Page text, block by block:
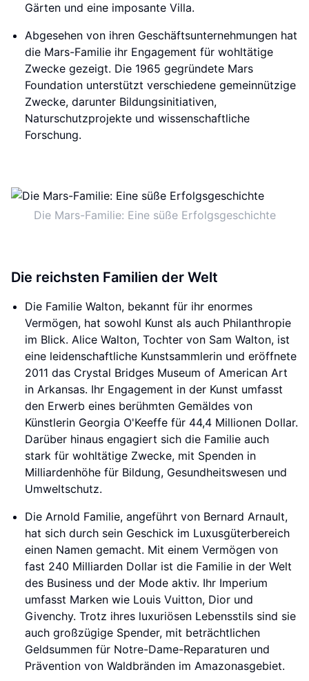
Gärten und eine imposante Villa.
Abgesehen von ihren Geschäftsunternehmungen hat
die Mars-Familie ihr Engagement für wohltätige
Zwecke gezeigt. Die 1965 gegründete Mars
Foundation unterstützt verschiedene gemeinnützige
Zwecke, darunter Bildungsinitiativen,
Naturschutzprojekte und wissenschaftliche
Forschung.
Die Mars-Familie: Eine süße Erfolgsgeschichte
Die reichsten Familien der Welt
Die Familie Walton, bekannt für ihr enormes
Vermögen, hat sowohl Kunst als auch Philanthropie
im Blick. Alice Walton, Tochter von Sam Walton, ist
eine leidenschaftliche Kunstsammlerin und eröffnete
2011 das Crystal Bridges Museum of American Art
in Arkansas. Ihr Engagement in der Kunst umfasst
den Erwerb eines berühmten Gemäldes von
Künstlerin Georgia O'Keeffe für 44,4 Millionen Dollar.
Darüber hinaus engagiert sich die Familie auch
stark für wohltätige Zwecke, mit Spenden in
Milliardenhöhe für Bildung, Gesundheitswesen und
Umweltschutz.
Die Arnold Familie, angeführt von Bernard Arnault,
hat sich durch sein Geschick im Luxusgüterbereich
einen Namen gemacht. Mit einem Vermögen von
fast 240 Milliarden Dollar ist die Familie in der Welt
des Business und der Mode aktiv. Ihr Imperium
umfasst Marken wie Louis Vuitton, Dior und
Givenchy. Trotz ihres luxuriösen Lebensstils sind sie
auch großzügige Spender, mit beträchtlichen
Geldsummen für Notre-Dame-Reparaturen und
Prävention von Waldbränden im Amazonasgebiet.